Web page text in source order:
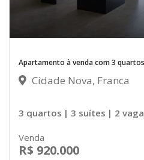
Apartamento à venda com 3
Cidade Nova, Franca
3 quartos | 3 suítes | 2
Venda
R$ 920.000